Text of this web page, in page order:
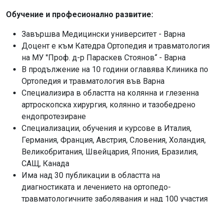
Обучение и професионално развитие:
Завършва Медицински университет - Варна
Доцент е към Катедра Ортопедия и травматология
на МУ "Проф. д-р Параскев Стоянов“ - Варна
В продължение на 10 години оглавява Клиника по
Ортопедия и травматология във Варна
Специализира в областта на колянна и глезенна
артроскопска хирургия, колянно и тазобедрено
ендопротезиране
Специализации, обучения и курсове в Италия,
Германия, Франция, Австрия, Словения, Холандия,
Великобритания, Швейцария, Япония, Бразилия,
САЩ, Канада
Има над 30 публикации в областта на
диагностиката и лечението на ортопедо-
травматологичните заболявания и над 100 участия